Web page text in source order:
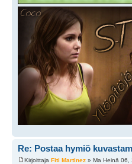
Re: Postaa hymiö
Kirjoittaja Fiti Martinez » Ma Heinä 06,